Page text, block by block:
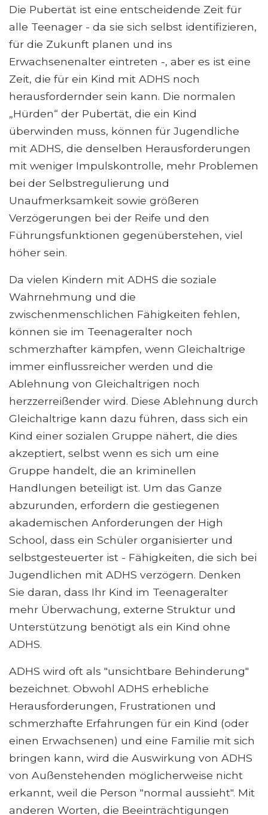
Die Pubertät ist eine entscheidende Zeit für
alle Teenager - da sie sich selbst identifizieren,
für die Zukunft planen und ins
Erwachsenenalter eintreten -, aber es ist eine
Zeit, die für ein Kind mit ADHS noch
herausfordernder sein kann. Die normalen
„Hürden“ der Pubertät, die ein Kind
überwinden muss, können für Jugendliche
mit ADHS, die denselben Herausforderungen
mit weniger Impulskontrolle, mehr Problemen
bei der Selbstregulierung und
Unaufmerksamkeit sowie größeren
Verzögerungen bei der Reife und den
Führungsfunktionen gegenüberstehen, viel
höher sein.
Da vielen Kindern mit ADHS die soziale
Wahrnehmung und die
zwischenmenschlichen Fähigkeiten fehlen,
können sie im Teenageralter noch
schmerzhafter kämpfen, wenn Gleichaltrige
immer einflussreicher werden und die
Ablehnung von Gleichaltrigen noch
herzzerreißender wird. Diese Ablehnung durch
Gleichaltrige kann dazu führen, dass sich ein
Kind einer sozialen Gruppe nähert, die dies
akzeptiert, selbst wenn es sich um eine
Gruppe handelt, die an kriminellen
Handlungen beteiligt ist. Um das Ganze
abzurunden, erfordern die gestiegenen
akademischen Anforderungen der High
School, dass ein Schüler organisierter und
selbstgesteuerter ist - Fähigkeiten, die sich bei
Jugendlichen mit ADHS verzögern. Denken
Sie daran, dass Ihr Kind im Teenageralter
mehr Überwachung, externe Struktur und
Unterstützung benötigt als ein Kind ohne
ADHS.
ADHS wird oft als "unsichtbare Behinderung"
bezeichnet. Obwohl ADHS erhebliche
Herausforderungen, Frustrationen und
schmerzhafte Erfahrungen für ein Kind (oder
einen Erwachsenen) und eine Familie mit sich
bringen kann, wird die Auswirkung von ADHS
von Außenstehenden möglicherweise nicht
erkannt, weil die Person "normal aussieht". Mit
anderen Worten, die Beeinträchtigungen